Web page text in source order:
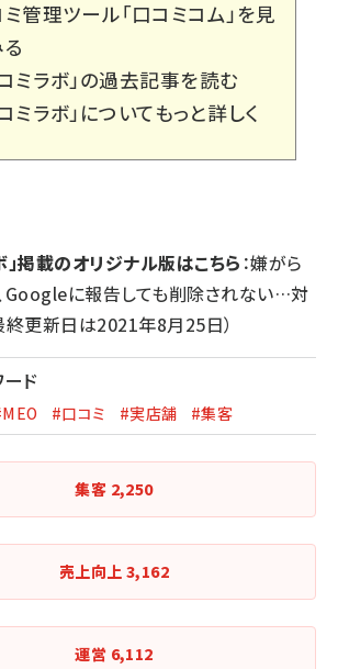
管理ツール「口コミコム」を見
ミラボ」の過去記事を読む
ミラボ」についてもっと詳しく
」掲載のオリジナル版はこちら ：嫌がら
Googleに報告しても削除されない…対
終更新日は2021年8月25日）
ド
#口コミ #実店舗 #集客
集客 2,250
売上向上 3,162
運営 6,112